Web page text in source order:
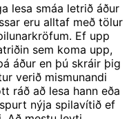
lesa smáa letrið áður
eru alltaf með tölur
Ef upp
sem koma upp,
áður en þú skráir þig
verið mismunandi
ráð að lesa hann eða
nýja spilavítið ef